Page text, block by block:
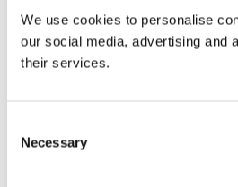
We use cookies to personalise
our social media, advertising and
their services.
Selection
Necessary